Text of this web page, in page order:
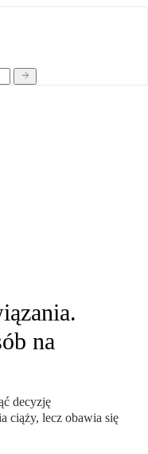
na
decyzję
ciąży, lecz obawia się